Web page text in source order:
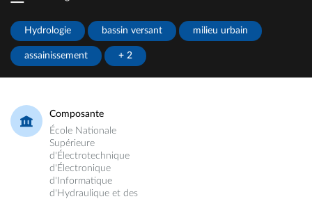
Hydrologie bassin versant milieu urbain
assainissement + 2
Composante
École Nationale
Supérieure
d'Électrotechnique
d'Électronique
d'Informatique
d'Hydraulique et des